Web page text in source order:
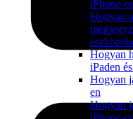
iPhone-
Hogyan
Hogyan
iPaden
Hogyan
en
Hogyan